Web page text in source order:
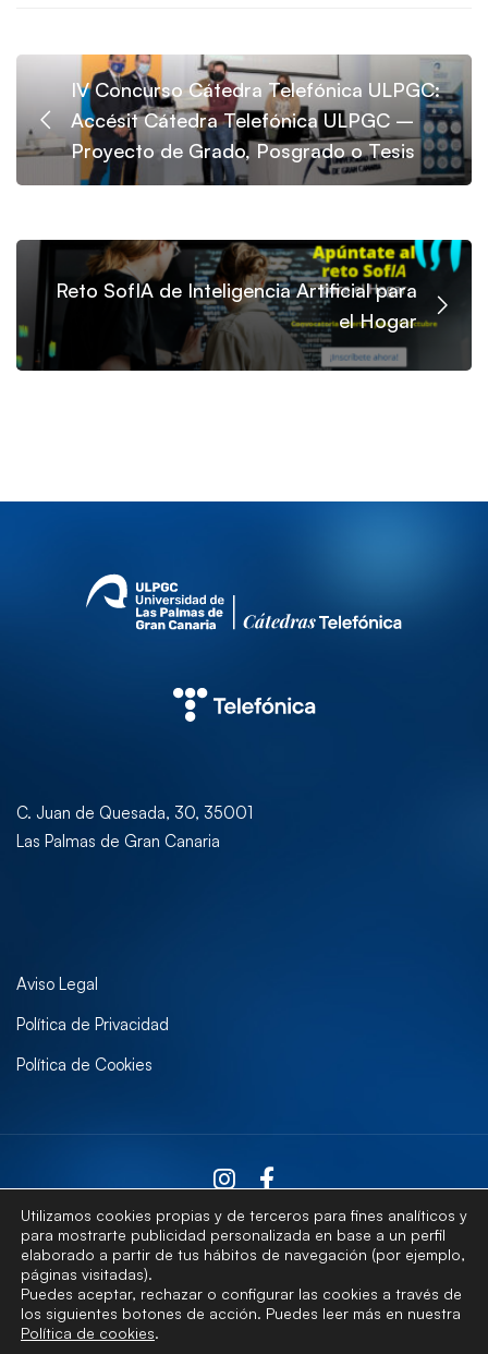
IV Concurso Cátedra Telefónica ULPGC:
Accésit Cátedra Telefónica ULPGC –
Proyecto de Grado, Posgrado o Tesis
Reto SofIA de Inteligencia Artificial para
el Hogar
C. Juan de Quesada, 30, 35001
Las Palmas de Gran Canaria
Aviso Legal
Política de Privacidad
Política de Cookies
Contactar
Utilizamos cookies propias y de terceros para fines analíticos y
para mostrarte publicidad personalizada en base a un perfil
elaborado a partir de tus hábitos de navegación (por ejemplo,
páginas visitadas).
Puedes aceptar, rechazar o configurar las cookies a través de
los siguientes botones de acción. Puedes leer más en nuestra
Política de cookies.